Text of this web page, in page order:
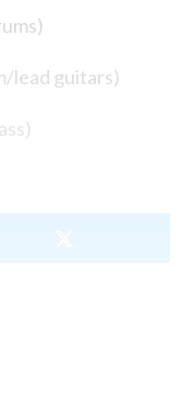
lead guitars)